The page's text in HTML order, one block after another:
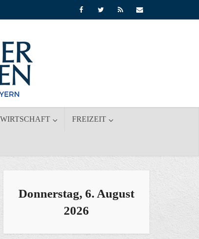
FREIZEIT
Donnerstag, 6. August
2026